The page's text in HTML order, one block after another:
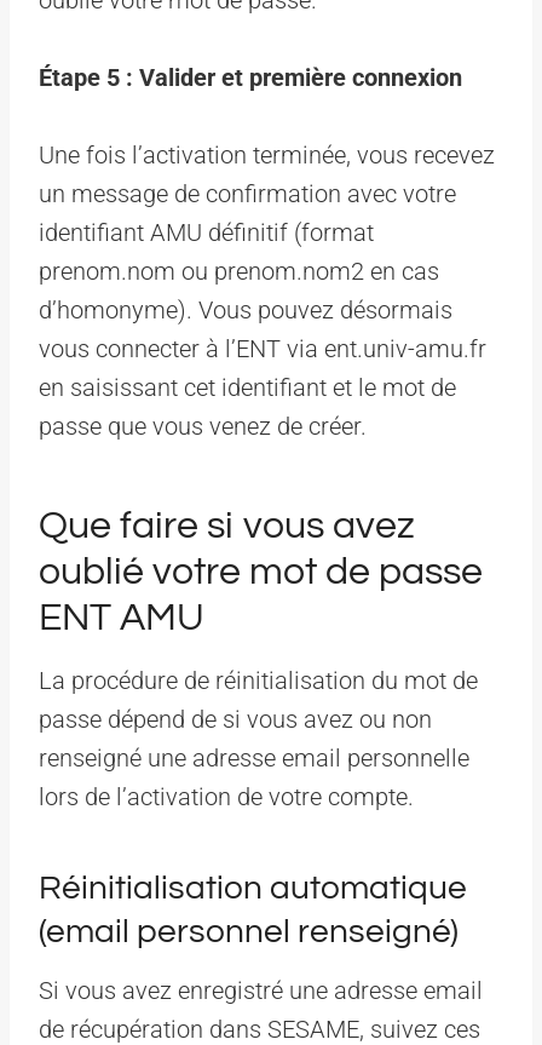
Étape 5 : Valider et première connexion
Une fois l’activation terminée, vous recevez
un message de confirmation avec votre
identifiant AMU définitif (format
prenom.nom ou prenom.nom2 en cas
d’homonyme). Vous pouvez désormais
vous connecter à l’ENT via ent.univ-amu.fr
en saisissant cet identifiant et le mot de
passe que vous venez de créer.
Que faire si vous avez
oublié votre mot de passe
ENT AMU
La procédure de réinitialisation du mot de
passe dépend de si vous avez ou non
renseigné une adresse email personnelle
lors de l’activation de votre compte.
Réinitialisation automatique
(email personnel renseigné)
Si vous avez enregistré une adresse email
de récupération dans SESAME, suivez ces